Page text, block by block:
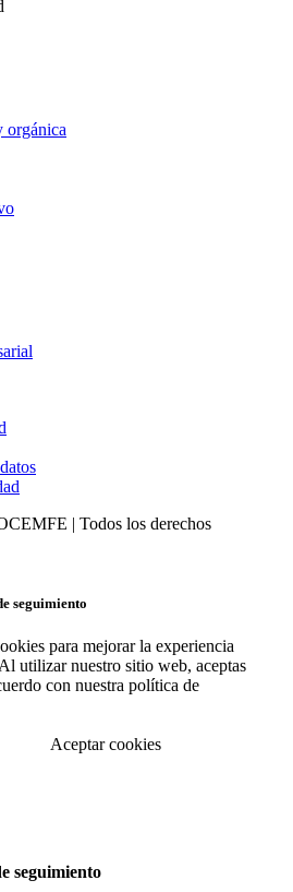
orgánica
| Todos los derechos
seguimiento
para mejorar la experiencia
utilizar nuestro sitio web, aceptas
con nuestra política de
Aceptar cookies
seguimiento